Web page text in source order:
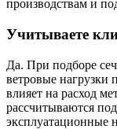
производствам и
Учитываете
Да. При подборе
ветровые
влияет на расход
рассчитываются
эксплуатационные